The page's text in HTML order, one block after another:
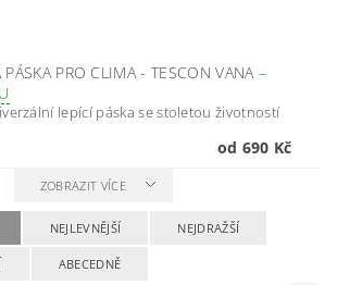
PRO CLIMA - TESCON VANA –
lepící páska se stoletou životností
od 690 Kč
ZOBRAZIT VÍCE
NEJLEVNĚJŠÍ NEJDRAŽŠÍ
ABECEDNĚ